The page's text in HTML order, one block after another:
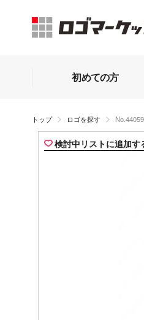
初めての方
トップ ロゴを探す
検討中リストに追加す